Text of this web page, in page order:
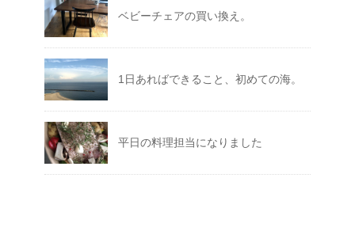
ベビーチェアの買い換え。
1日あればできること、初めての海。
平日の料理担当になりました